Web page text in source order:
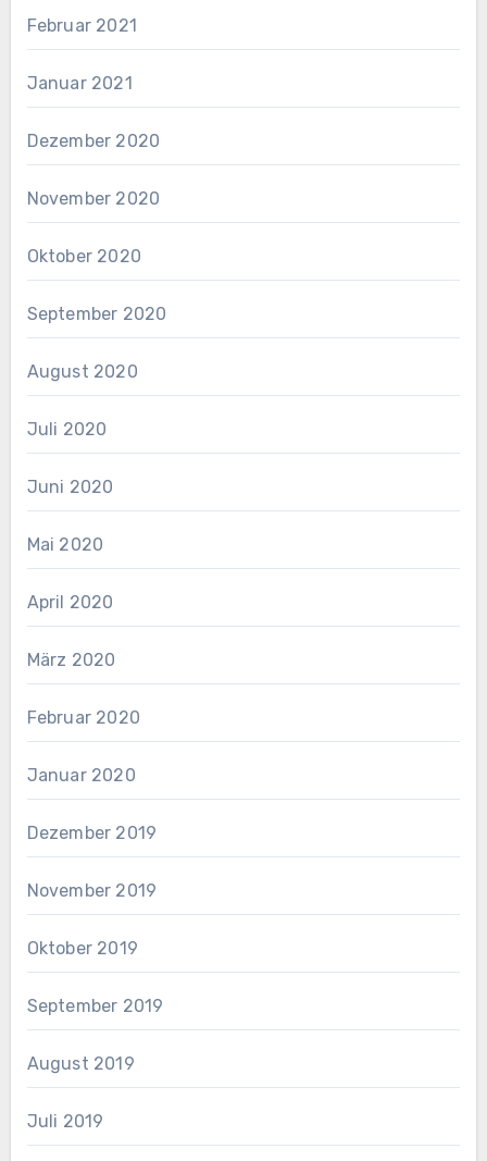
Februar 2021
Januar 2021
Dezember 2020
November 2020
Oktober 2020
September 2020
August 2020
Juli 2020
Juni 2020
Mai 2020
April 2020
März 2020
Februar 2020
Januar 2020
Dezember 2019
November 2019
Oktober 2019
September 2019
August 2019
Juli 2019